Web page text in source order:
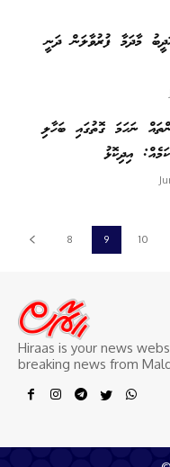
މާދަމާ ފުރުވާލަން ދަނީ
ނަހަމަ ގޮތުގައި ބަހާލި
އިދިކޮޅު
8 9 10
Hiraas is your news
breaking news from